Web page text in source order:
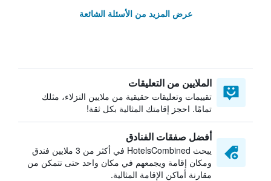
عرض المزيد من الأسئلة الشائعة
الملايين من التعليقات
تقييمات وتعليقات حقيقية من ملايين النزلاء، مثلك
تمامًا. احجز إقامتك المثالية بكل ثقة!
أفضل صفقات الفنادق
يبحث HotelsCombined في أكثر من 3 ملايين فندق
ومكان إقامة ويجمعهم في مكان واحد حتى تتمكن من
مقارنة أماكن الإقامة المثالية.